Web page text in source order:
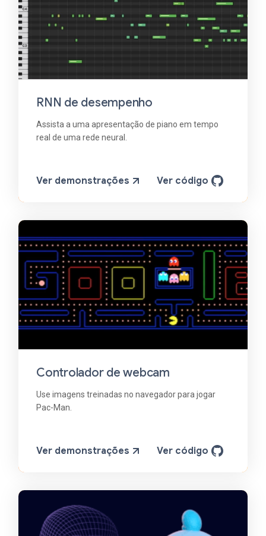
RNN de desempenho
Assista a uma apresentação de piano em tempo
real de uma rede neural.
Ver demonstrações Ver código
Controlador de webcam
Use imagens treinadas no navegador para jogar
Pac-Man.
Ver demonstrações Ver código